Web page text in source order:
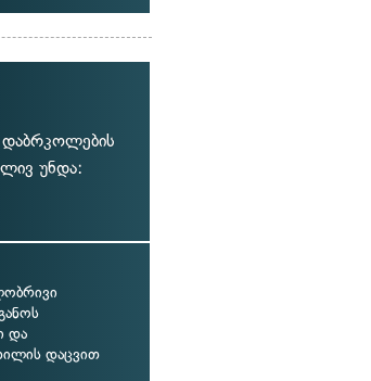
დაბრკოლების
უნდა:
და
დაცვით